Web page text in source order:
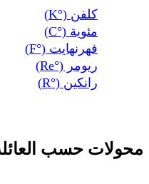
كلفن (°K)
مئوية (°C)
فهرنهايت (°F)
ريومر (°Re)
رانكين (°R)
محولات حسب